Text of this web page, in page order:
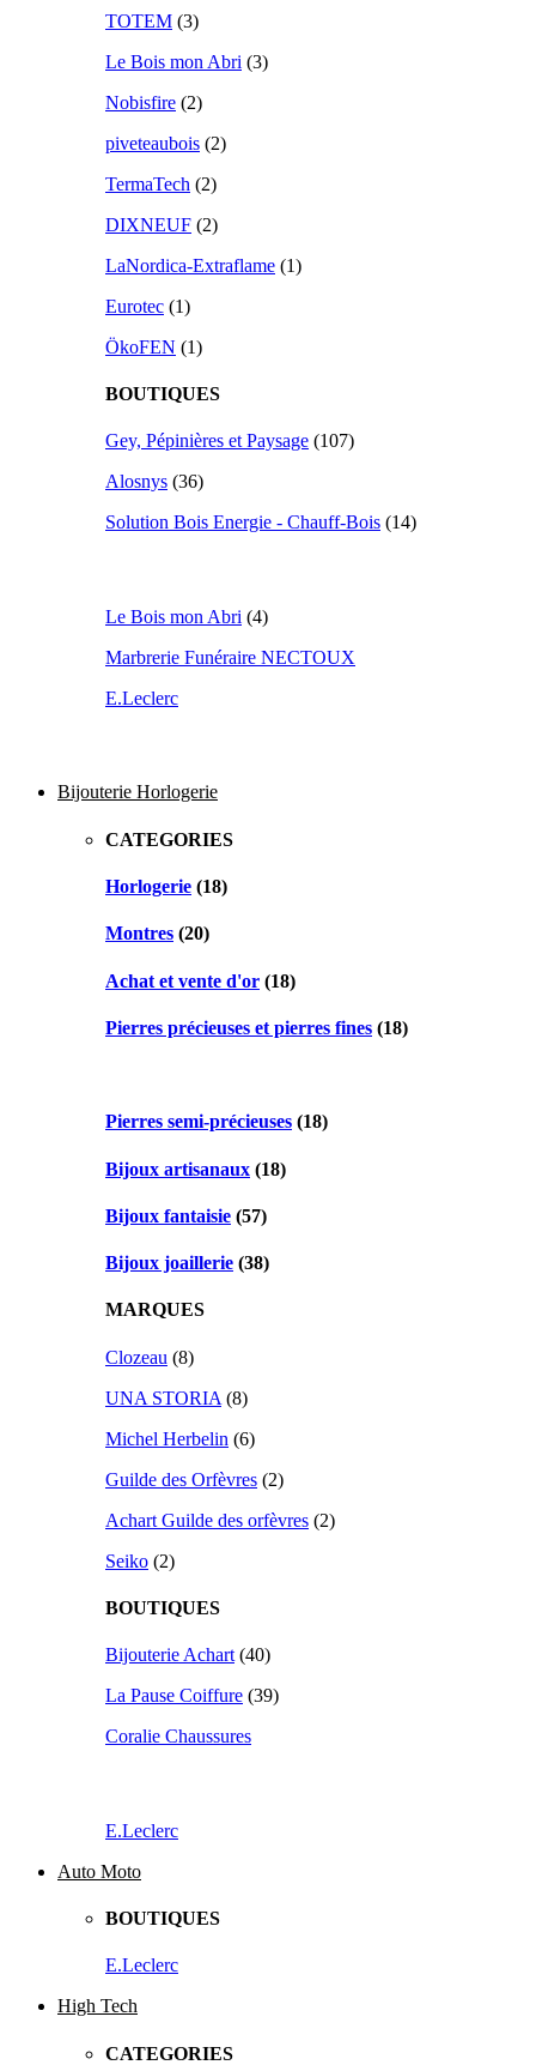
TOTEM (3)
Le Bois mon Abri (3)
Nobisfire (2)
piveteaubois (2)
TermaTech (2)
DIXNEUF (2)
LaNordica-Extraflame (1)
Eurotec (1)
ÖkoFEN (1)
BOUTIQUES
Gey, Pépinières et Paysage (107)
Alosnys (36)
Solution Bois Energie - Chauff-Bois (14)
Le Bois mon Abri (4)
Marbrerie Funéraire NECTOUX
E.Leclerc
Bijouterie Horlogerie
CATEGORIES
Horlogerie (18)
Montres (20)
Achat et vente d'or (18)
Pierres précieuses et pierres fines (18)
Pierres semi-précieuses (18)
Bijoux artisanaux (18)
Bijoux fantaisie (57)
Bijoux joaillerie (38)
MARQUES
Clozeau (8)
UNA STORIA (8)
Michel Herbelin (6)
Guilde des Orfèvres (2)
Achart Guilde des orfèvres (2)
Seiko (2)
BOUTIQUES
Bijouterie Achart (40)
La Pause Coiffure (39)
Coralie Chaussures
E.Leclerc
Auto Moto
BOUTIQUES
E.Leclerc
High Tech
CATEGORIES